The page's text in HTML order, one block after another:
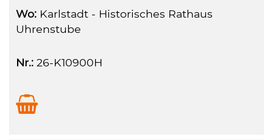
Wo: Karlstadt - Historisches Rathaus
Uhrenstube
Nr.: 26-K10900H